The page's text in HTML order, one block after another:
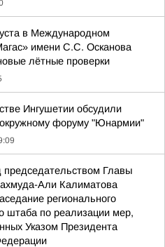
в Международном
имени С.С. Осканова
лётные проверки
Ингушетии обсудили
окружному форуму "Юнармии"
председательством Главы
Али Калиматова
регионального
штаба по реализации мер,
Указом Президента